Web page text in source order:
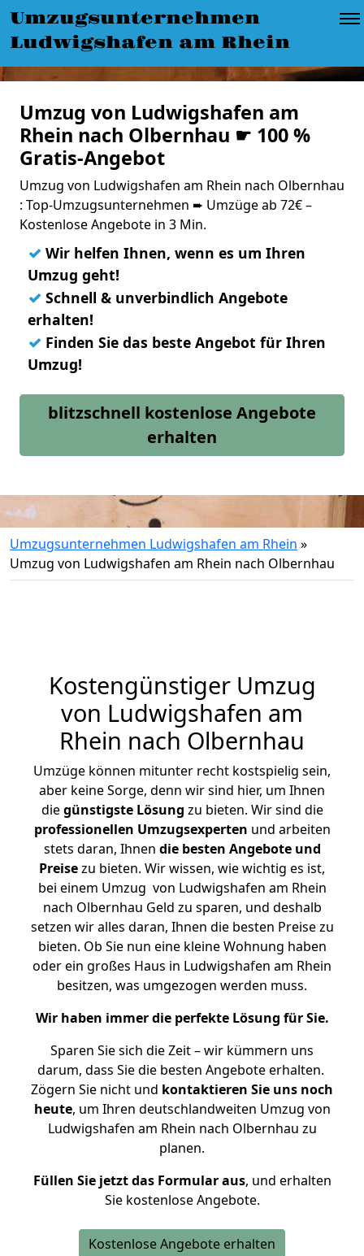
Umzugsunternehmen
Ludwigshafen am Rhein
Umzug von Ludwigshafen am
Rhein nach Olbernhau ☛ 100 %
Gratis-Angebot
Umzug von Ludwigshafen am Rhein nach Olbernhau
: Top-Umzugsunternehmen ➨ Umzüge ab 72€ –
Kostenlose Angebote in 3 Min.
✓ Wir helfen Ihnen, wenn es um Ihren
Umzug geht!
✓ Schnell & unverbindlich Angebote
erhalten!
✓ Finden Sie das beste Angebot für Ihren
Umzug!
blitzschnell kostenlose Angebote
erhalten
Umzugsunternehmen Ludwigshafen am Rhein »
Umzug von Ludwigshafen am Rhein nach Olbernhau
Kostengünstiger Umzug
von Ludwigshafen am
Rhein nach Olbernhau
Umzüge können mitunter recht kostspielig sein,
aber keine Sorge, denn wir sind hier, um Ihnen
diegünstigste Lösung zu bieten. Wir sind die
professionellen Umzugsexperten und arbeiten
stets daran, Ihnen die besten Angebote und
Preisezu bieten. Wir wissen, wie wichtig es ist,
bei einem Umzug von Ludwigshafen am Rhein
nach Olbernhau Geld zu sparen, und deshalb
setzen wir alles daran, Ihnen die besten Preise zu
bieten. Ob Sie nun eine kleine Wohnung haben
oder ein großes Haus in Ludwigshafen am Rhein
besitzen, was umgezogen werden muss.
Wir haben immer die perfekte Lösung für Sie.
Sparen Sie sich die Zeit – wir kümmern uns
darum, dass Sie die besten Angebote erhalten.
Zögern Sie nicht und kontaktieren Sie uns noch
heute, um Ihren deutschlandweiten Umzug von
Ludwigshafen am Rhein nach Olbernhau zu
planen.
Füllen Sie jetzt das Formular aus, und erhalten
Sie kostenlose Angebote.
Kostenlose Angebote erhalten